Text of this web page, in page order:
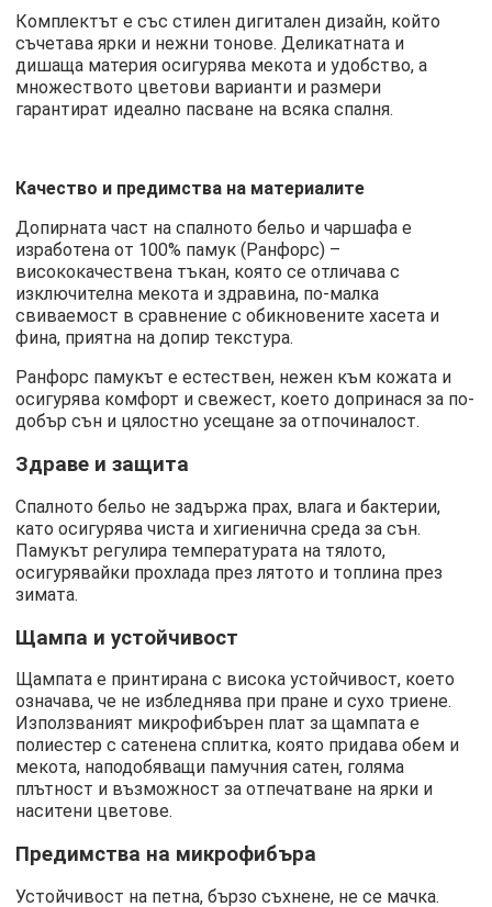
Комплектът е със стилен дигитален дизайн, който
съчетава ярки и нежни тонове. Деликатната и
дишаща материя осигурява мекота и удобство, а
множеството цветови варианти и размери
гарантират идеално пасване на всяка спалня.
Качество и предимства на материалите
Допирната част на спалното бельо и чаршафа е
изработена от 100% памук (Ранфорс) –
висококачествена тъкан, която се отличава с
изключителна мекота и здравина, по-малка
свиваемост в сравнение с обикновените хасета и
фина, приятна на допир текстура.
Ранфорс памукът е естествен, нежен към кожата и
осигурява комфорт и свежест, което допринася за по-
добър сън и цялостно усещане за отпочиналост.
Здраве и защита
Спалното бельо не задържа прах, влага и бактерии,
като осигурява чиста и хигиенична среда за сън.
Памукът регулира температурата на тялото,
осигурявайки прохлада през лятото и топлина през
зимата.
Щампа и устойчивост
Щампата е принтирана с висока устойчивост, което
означава, че не избледнява при пране и сухо триене.
Използваният микрофибърен плат за щампата е
полиестер с сатенена сплитка, която придава обем и
мекота, наподобяващи памучния сатен, голяма
плътност и възможност за отпечатване на ярки и
наситени цветове.
Предимства на микрофибъра
Устойчивост на петна, бързо съхнене, не се мачка.